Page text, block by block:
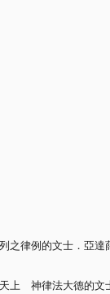
之律例的文士．亞達
上 神律法大德的文